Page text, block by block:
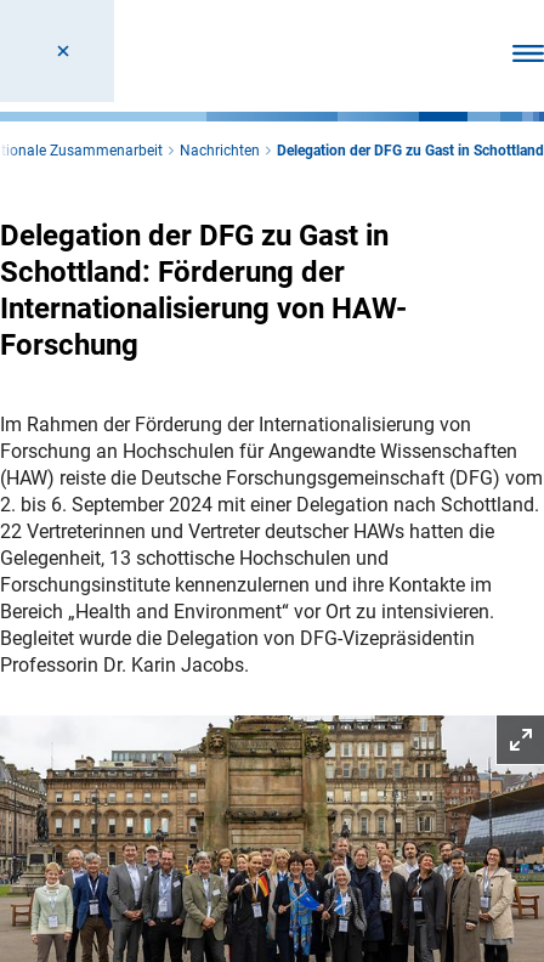
Zusammenarbeit Nachrichten Delegation der DFG zu Gast in Schottland
Delegation der DFG zu Gast in
Schottland: Förderung der
Internationalisierung von HAW-
Forschung
Im Rahmen der Förderung der Internationalisierung von
Forschung an Hochschulen für Angewandte Wissenschaften
(HAW) reiste die Deutsche Forschungsgemeinschaft (DFG) vom
2. bis 6. September 2024 mit einer Delegation nach Schottland.
22 Vertreterinnen und Vertreter deutscher HAWs hatten die
Gelegenheit, 13 schottische Hochschulen und
Forschungsinstitute kennenzulernen und ihre Kontakte im
Bereich „Health and Environment“ vor Ort zu intensivieren.
Begleitet wurde die Delegation von DFG-Vizepräsidentin
Professorin Dr. Karin Jacobs.